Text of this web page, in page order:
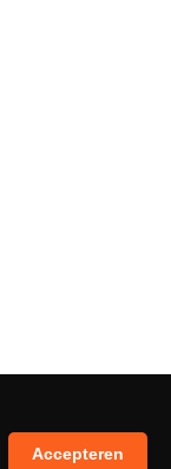
Accepteren